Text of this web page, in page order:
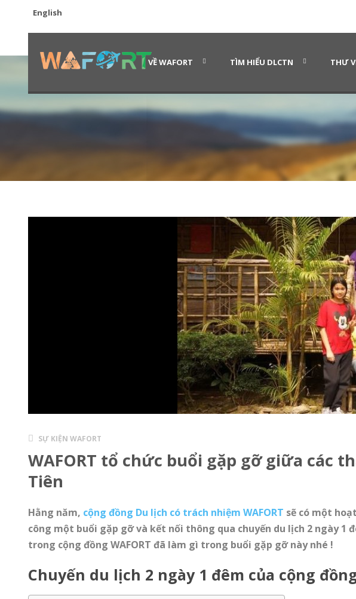
English
VỀ WAFORT TÌM HIỂU DLCTN THƯ
SỰ KIỆN WAFORT
WAFORT tổ chức buổi gặp gỡ giữa các
Tiên
Hằng năm, cộng đồng Du lịch có trách nhiệm WAFORT sẽ có một
công một buổi gặp gỡ và kết nối thông qua chuyến du lịch 2 ngày
trong cộng đồng WAFORT đã làm gì trong buổi gặp gỡ này nhé !
Chuyến du lịch 2 ngày 1 đêm của cộng đồng